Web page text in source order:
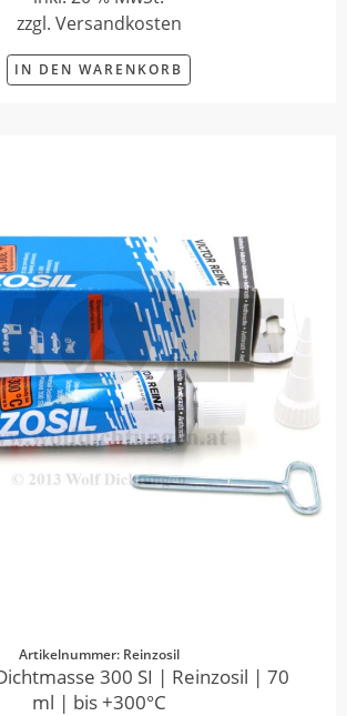
zzgl. Versandkosten
IN DEN WARENKORB
Artikelnummer: Reinzosil
300 SI | Reinzosil | 70
ml | bis +300°C